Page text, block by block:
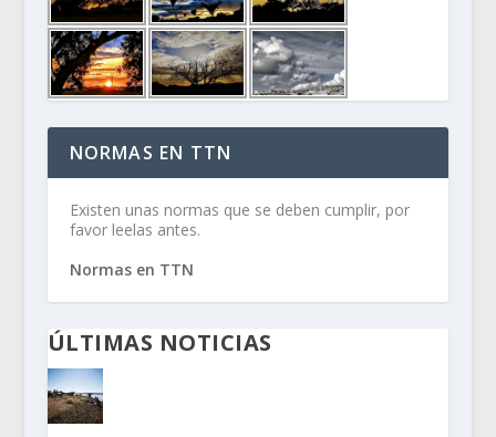
NORMAS EN TTN
Existen unas normas que se deben cumplir, por
favor leelas antes.
Normas en TTN
ÚLTIMAS NOTICIAS